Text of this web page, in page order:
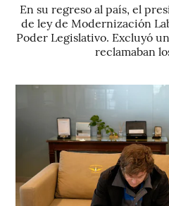
En su regreso al país, el
de ley de Modernización
Poder Legislativo. Excluyó
reclamaban